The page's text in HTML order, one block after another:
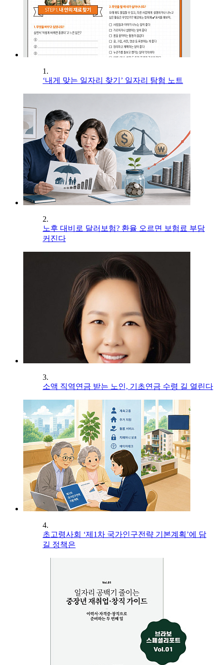
1.
‘내게 맞는 일자리 찾기’ 일자리 탐험 노트
2.
노후 대비로 달러보험? 환율 오르면 보험료 부담
커진다
3.
소액 직역연금 받는 노인, 기초연금 수령 길 열린다
4.
초고령사회 ‘제1차 국가인구전략 기본계획’에 담
길 정책은